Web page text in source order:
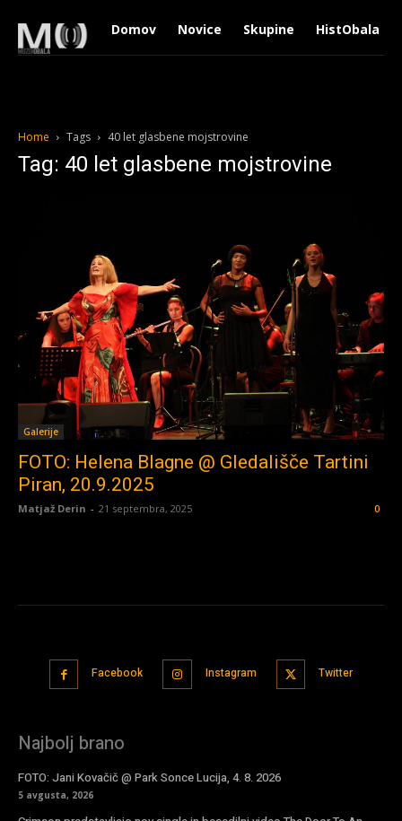
Domov Novice Skupine HistObala
Home Tags 40 let glasbene mojstrovine
Tag: 40 let glasbene mojstrovine
Galerije
FOTO: Helena Blagne @ Gledališče Tartini
Piran, 20.9.2025
Matjaž Derin - 21 septembra, 2025 0
Facebook Instagram Twitter
Najbolj brano
FOTO: Jani Kovačič @ Park Sonce Lucija, 4. 8. 2026
5 avgusta, 2026